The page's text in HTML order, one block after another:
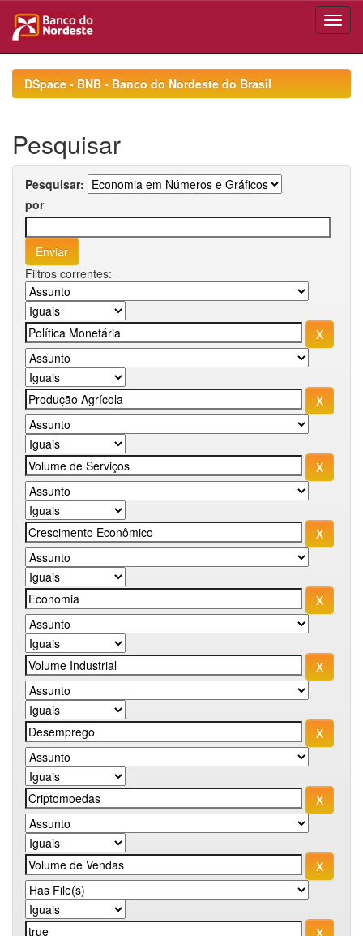
navigationDSpace - BNB - Banco do Nordeste do Brasil
Pesquisar
Pesquisar:
por
Filtros correntes: